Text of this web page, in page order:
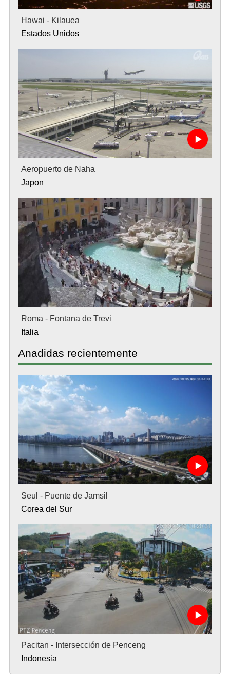
Hawai - Kilauea
Estados Unidos
Aeropuerto de Naha
Japon
Roma - Fontana de Trevi
Italia
Anadidas recientemente
Seul - Puente de Jamsil
Corea del Sur
Pacitan - Intersección de Penceng
Indonesia